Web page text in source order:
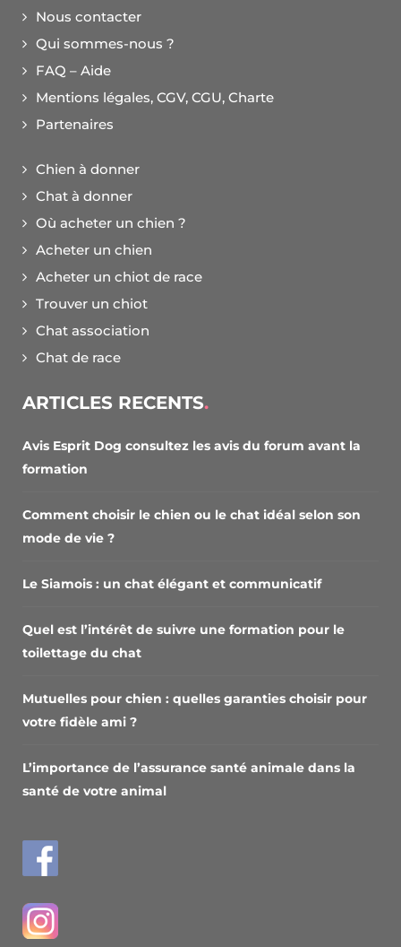
Nous contacter
Qui sommes-nous ?
FAQ – Aide
Mentions légales, CGV, CGU, Charte
Partenaires
Chien à donner
Chat à donner
Où acheter un chien ?
Acheter un chien
Acheter un chiot de race
Trouver un chiot
Chat association
Chat de race
ARTICLES RECENTS
Avis Esprit Dog consultez les avis du forum avant la
formation
Comment choisir le chien ou le chat idéal selon son
mode de vie ?
Le Siamois : un chat élégant et communicatif
Quel est l’intérêt de suivre une formation pour le
toilettage du chat
Mutuelles pour chien : quelles garanties choisir pour
votre fidèle ami ?
L’importance de l’assurance santé animale dans la
santé de votre animal